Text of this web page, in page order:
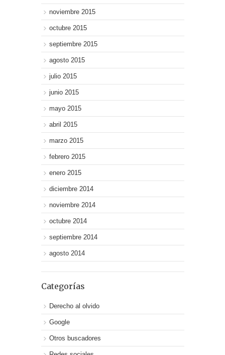
noviembre 2015
octubre 2015
septiembre 2015
agosto 2015
julio 2015
junio 2015
mayo 2015
abril 2015
marzo 2015
febrero 2015
enero 2015
diciembre 2014
noviembre 2014
octubre 2014
septiembre 2014
agosto 2014
Categorías
Derecho al olvido
Google
Otros buscadores